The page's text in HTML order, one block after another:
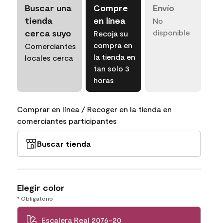
Buscar una
tienda
cerca suyo
Comerciantes
locales cerca
Compre
en línea
Recoja su
compra en
la tienda en
tan solo 3
horas
Envío
No
disponible
Comprar en línea / Recoger en la tienda en
comerciantes participantes
Buscar tienda
Elegir color
* Obligatorio
Escalera Real 2076-20